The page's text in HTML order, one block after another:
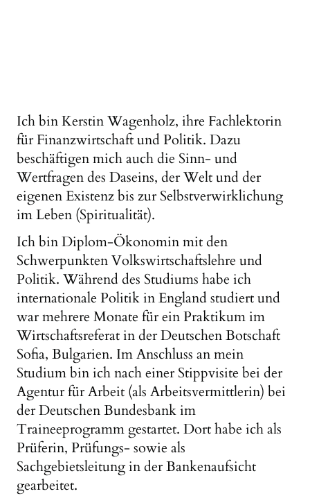
Ich bin Kerstin Wagenholz, ihre Fachlektorin
für Finanzwirtschaft und Politik. Dazu
beschäftigen mich auch die Sinn- und
Wertfragen des Daseins, der Welt und der
eigenen Existenz bis zur Selbstverwirklichung
im Leben (Spiritualität).
Ich bin Diplom-Ökonomin mit den
Schwerpunkten Volkswirtschaftslehre und
Politik. Während des Studiums habe ich
internationale Politik in England studiert und
war mehrere Monate für ein Praktikum im
Wirtschaftsreferat in der Deutschen Botschaft
Sofia, Bulgarien. Im Anschluss an mein
Studium bin ich nach einer Stippvisite bei der
Agentur für Arbeit (als Arbeitsvermittlerin) bei
der Deutschen Bundesbank im
Traineeprogramm gestartet. Dort habe ich als
Prüferin, Prüfungs- sowie als
Sachgebietsleitung in der Bankenaufsicht
gearbeitet.